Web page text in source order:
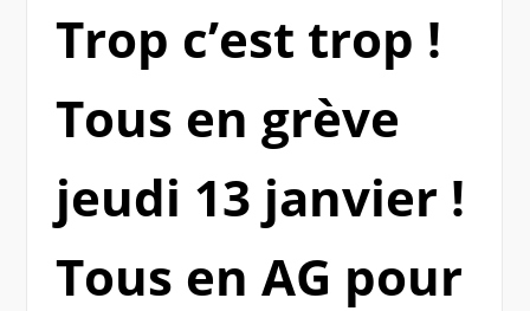
Trop c’est trop !
Tous en grève
jeudi 13 janvier !
Tous en AG pour